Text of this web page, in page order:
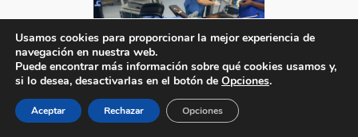
25 de septiembre de 2024
Usamos cookies para proporcionar la mejor experiencia de
navegación en nuestra web.
Puede encontrar más información sobre qué cookies usamos y,
si lo desea, desactivarlas en el botón de Opciones.
Aceptar Rechazar Opciones